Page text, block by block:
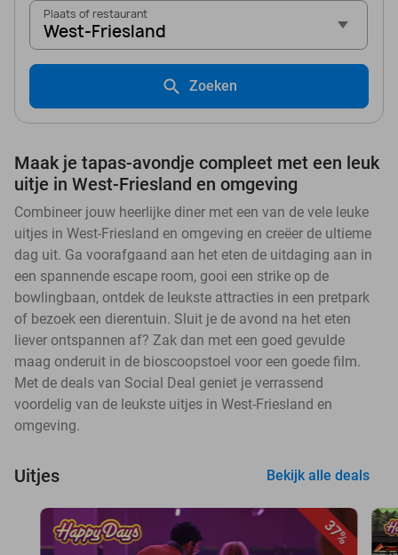
Plaats of restaurant
West-Friesland
Zoeken
Maak je tapas-avondje compleet met een leuk
uitje in West-Friesland en omgeving
Combineer jouw heerlijke diner met een van de vele leuke
uitjes in West-Friesland en omgeving en creëer de ultieme
dag uit. Ga voorafgaand aan het eten de uitdaging aan in
een spannende escape room, gooi een strike op de
bowlingbaan, ontdek de leukste attracties in een pretpark
of bezoek een dierentuin. Sluit je de avond na het eten
liever ontspannen af? Zak dan met een goed gevulde
maag onderuit in de bioscoopstoel voor een goede film.
Met de deals van Social Deal geniet je verrassend
voordelig van de leukste uitjes in West-Friesland en
omgeving.
Uitjes Bekijk alle deals
37%